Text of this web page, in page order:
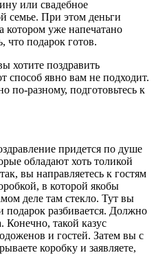
или свадебное
семье. При этом деньги
котором уже напечатано
что подарок готов.
хотите поздравить
способ явно вам не подходит.
по-разному, подготовьтесь к
придется по душе
обладают хоть толикой
вы направляетесь к гостям
в которой якобы
деле там стекло. Тут вы
подарок разбивается. Должно
Конечно, такой казус
и гостей. Затем вы с
коробку и заявляете,